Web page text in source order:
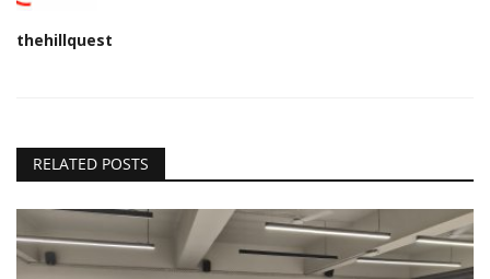
thehillquest
RELATED POSTS